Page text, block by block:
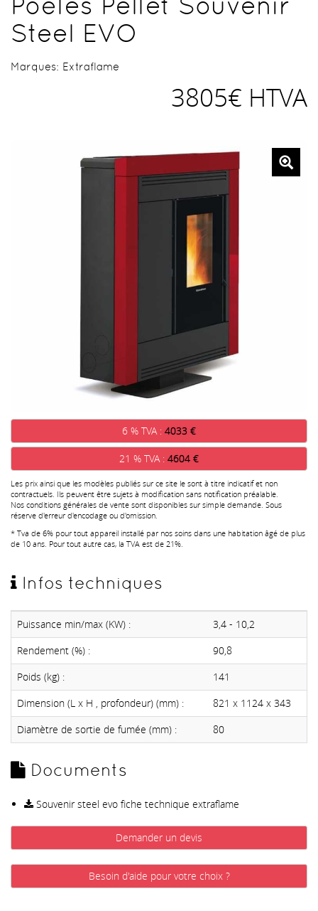
Steel EVO
Marques: Extraflame
3805€ HTVA
6 % TVA : 4033 €
21 % TVA : 4604 €
Les prix ainsi que les modèles publiés sur ce site le sont à titre indicatif et non
contractuels. Ils peuvent être sujets à modification sans notification préalable.
Nos conditions générales de vente sont disponibles sur simple demande. Sous
réserve d'erreur d'encodage ou d'omission.
* Tva de 6% pour tout appareil installé par nos soins dans une habitation âgé de plus
de 10 ans. Pour tout autre cas, la TVA est de 21%.
Infos techniques
Puissance min/max (KW) :
3,4 - 10,2
Rendement (%) :
90,8
Poids (kg) :
141
Dimension (L x H , profondeur) (mm) :
821 x 1124 x 343
Diamètre de sortie de fumée (mm) :
80
Documents
Souvenir steel evo fiche technique extraflame
Demander un devis
Besoin d'aide pour votre choix ?